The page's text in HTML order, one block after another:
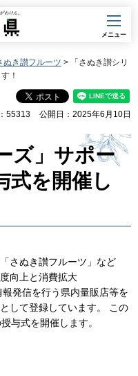
メニュー
ぬき讃フルーツ > 「さぬき讃シリ
！
55313 公開日：2025年6月10日
ズ」サポー
式を開催し
さぬき讃フルーツ」など
向上と消費拡大
発信を行う県内量販店等を
して登録しています。 この
与式を開催します。